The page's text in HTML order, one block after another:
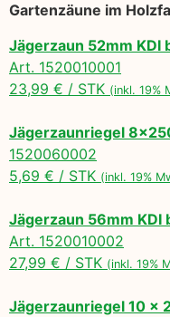
Gartenzäune im
Jägerzaun 52mm
Art. 1520010001
23,99 € / STK (inkl. 19%
Jägerzaunriegel
1520060002
5,69 € / STK (inkl. 19%
Jägerzaun 56mm
Art. 1520010002
27,99 € / STK (inkl. 19%
Jägerzaunriegel 10 x